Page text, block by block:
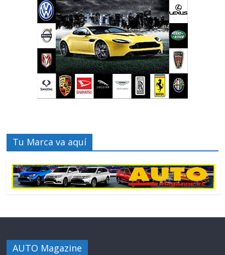
Tu Marca va aquí
AUTO Magazine